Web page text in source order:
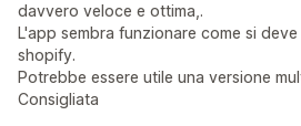
davvero veloce e ottima,.
L'app sembra funzionare come si
shopify.
Potrebbe essere utile una versione
Consigliata